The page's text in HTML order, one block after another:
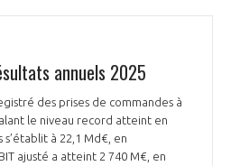
1
11 13 14
25 26 27 28
29
annuels 2025
des prises de commandes à
le niveau record atteint en
à 22,1 Md€, en
ajusté a atteint 2 740 M€, en